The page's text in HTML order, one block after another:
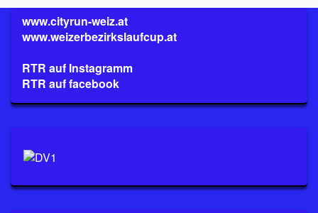
www.cityrun-weiz.at
www.weizerbezirkslaufcup.at
RTR auf Instagramm
RTR auf facebook